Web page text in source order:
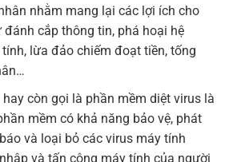
nhằm mang lại các lợi ích cho
đánh cắp thông tin, phá hoại hệ
lừa đảo chiếm đoạt tiền, tống
còn gọi là phần mềm diệt virus là
mềm có khả năng bảo vệ, phát
và loại bỏ các virus máy tính
và tấn công máy tính của người